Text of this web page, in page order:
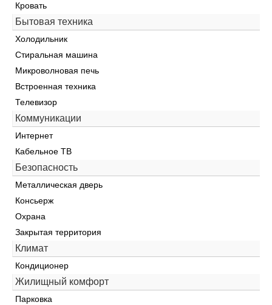
Кровать
Бытовая техника
Холодильник
Стиральная машина
Микроволновая печь
Встроенная техника
Телевизор
Коммуникации
Интернет
Кабельное ТВ
Безопасность
Металлическая дверь
Консьерж
Охрана
Закрытая территория
Климат
Кондиционер
Жилищный комфорт
Парковка